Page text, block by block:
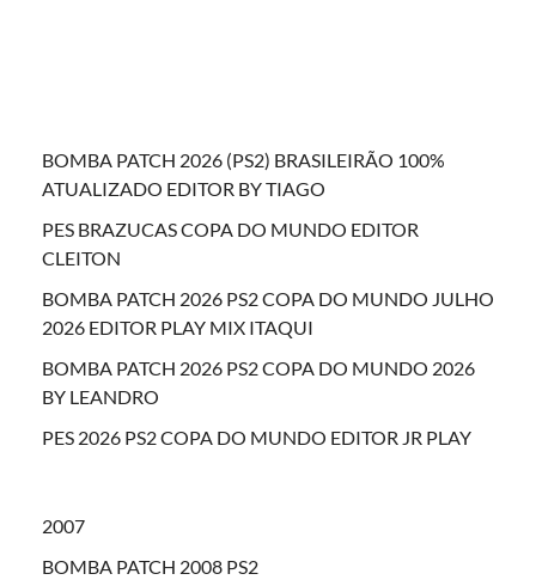
BOMBA PATCH 2026 (PS2) BRASILEIRÃO 100%
ATUALIZADO EDITOR BY TIAGO
PES BRAZUCAS COPA DO MUNDO EDITOR
CLEITON
BOMBA PATCH 2026 PS2 COPA DO MUNDO JULHO
2026 EDITOR PLAY MIX ITAQUI
BOMBA PATCH 2026 PS2 COPA DO MUNDO 2026
BY LEANDRO
PES 2026 PS2 COPA DO MUNDO EDITOR JR PLAY
2007
BOMBA PATCH 2008 PS2